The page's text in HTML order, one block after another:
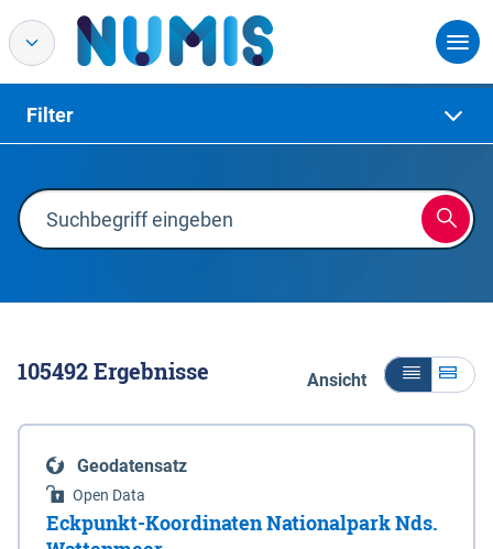
Filter
105492Ergebnisse Ansicht
Geodatensatz
Open Data
Eckpunkt-Koordinaten Nationalpark Nds.